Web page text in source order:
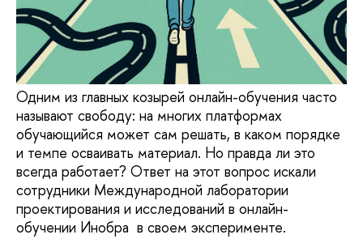
Одним из главных козырей онлайн-обучения часто
называют свободу: на многих платформах
обучающийся может сам решать, в каком порядке
и темпе осваивать материал. Но правда ли это
всегда работает? Ответ на этот вопрос искали
сотрудники Международной лаборатории
проектирования и исследований в онлайн-
обучении Инобра в своем эксперименте.